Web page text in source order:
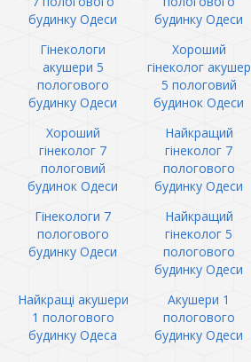
будинку Одеси
будинку Одеси
Гінекологи
акушери 5
пологового
будинку Одеси
Хороший
гінеколог акушер
5 пологовий
будинок Одеси
Хороший
гінеколог 7
пологовий
будинок Одеси
Найкращий
гінеколог 7
пологового
будинку Одеси
Гінекологи 7
пологового
будинку Одеси
Найкращий
гінеколог 5
пологового
будинку Одеси
Найкращі акушери
1 пологового
будинку Одеса
Акушери 1
пологового
будинку Одеси